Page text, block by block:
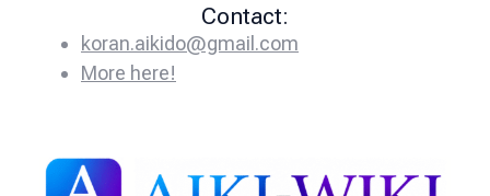
Contact:
koran.aikido@gmail.com
More here!